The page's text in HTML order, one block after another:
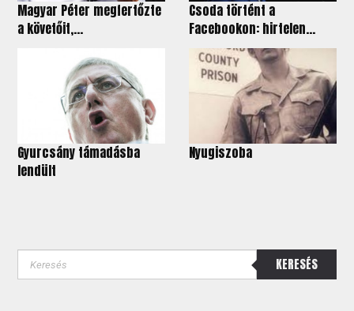
Magyar Péter megfertőzte
a követőit,...
Csoda történt a
Facebookon: hirtelen...
Gyurcsány támadásba
lendült
Nyugiszoba
KERESÉS